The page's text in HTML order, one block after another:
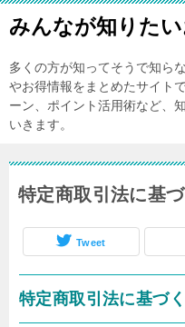
みんなが知りたい
多くの方が知ってそうで知ら
やお得情報をまとめたサイト
ーン、ポイント活用術など、
いきます。
特定商取引法に基
Tweet
特定商取引法に基づ